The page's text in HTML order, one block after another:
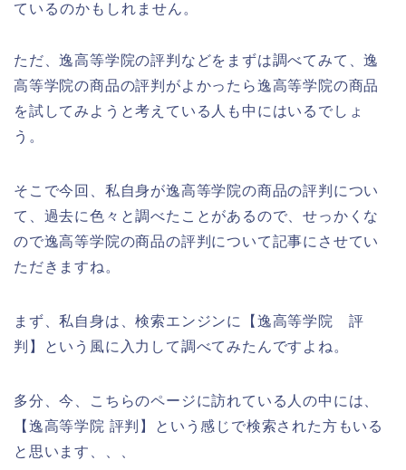
ているのかもしれません。
ただ、逸高等学院の評判などをまずは調べてみて、逸
高等学院の商品の評判がよかったら逸高等学院の商品
を試してみようと考えている人も中にはいるでしょ
う。
そこで今回、私自身が逸高等学院の商品の評判につい
て、過去に色々と調べたことがあるので、せっかくな
ので逸高等学院の商品の評判について記事にさせてい
ただきますね。
まず、私自身は、検索エンジンに【逸高等学院 評
判】という風に入力して調べてみたんですよね。
多分、今、こちらのページに訪れている人の中には、
【逸高等学院 評判】という感じで検索された方もいる
と思います、、、